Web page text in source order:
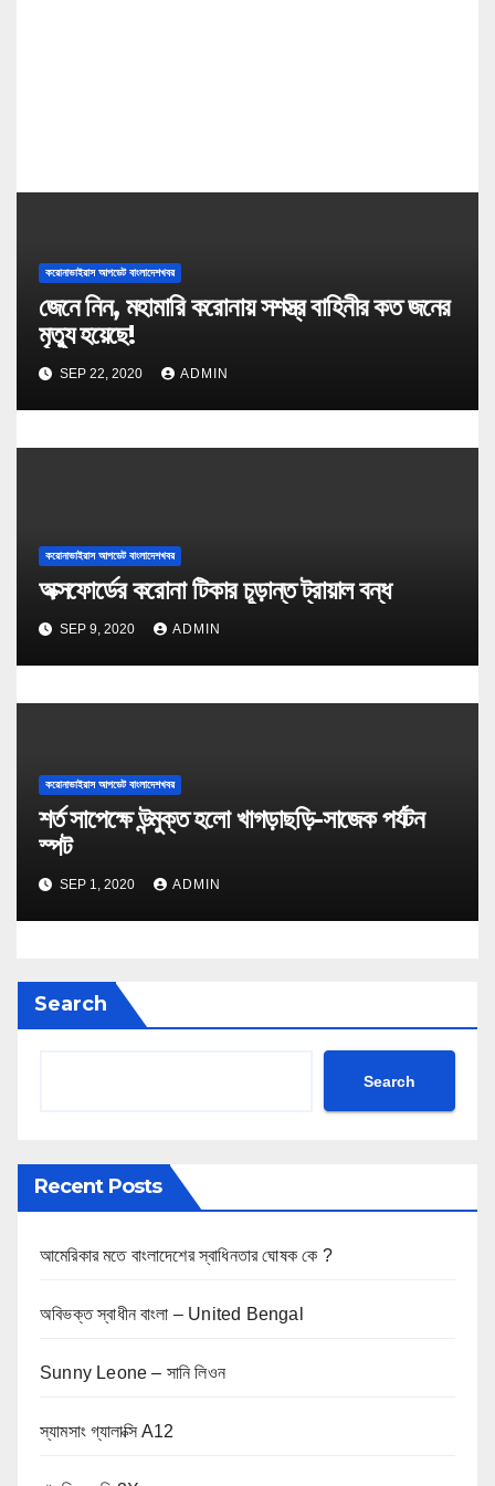
করোনাভাইরাস আপডেট বাংলাদেশখবর
জেনে নিন, মহামারি করোনায় সশস্ত্র বাহিনীর কত জনের
মৃত্যু হয়েছে!
SEP 22, 2020 ADMIN
করোনাভাইরাস আপডেট বাংলাদেশখবর
অক্সফোর্ডের করোনা টিকার চূড়ান্ত ট্রায়াল বন্ধ
SEP 9, 2020 ADMIN
করোনাভাইরাস আপডেট বাংলাদেশখবর
শর্ত সাপেক্ষে উন্মুক্ত হলো খাগড়াছড়ি-সাজেক পর্যটন
স্পট
SEP 1, 2020 ADMIN
Search
Search
Recent Posts
আমেরিকার মতে বাংলাদেশের স্বাধিনতার ঘোষক কে ?
অবিভক্ত স্বাধীন বাংলা – United Bengal
Sunny Leone – সানি লিওন
স্যামসাং গ্যালাক্সি A12